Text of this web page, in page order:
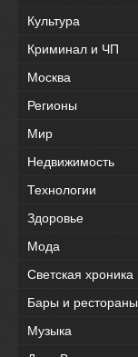
Культура
Криминал и ЧП
Москва
Регионы
Мир
Недвижимость
Технологии
Здоровье
Мода
Светская хроника
Бары и рестораны
Музыка